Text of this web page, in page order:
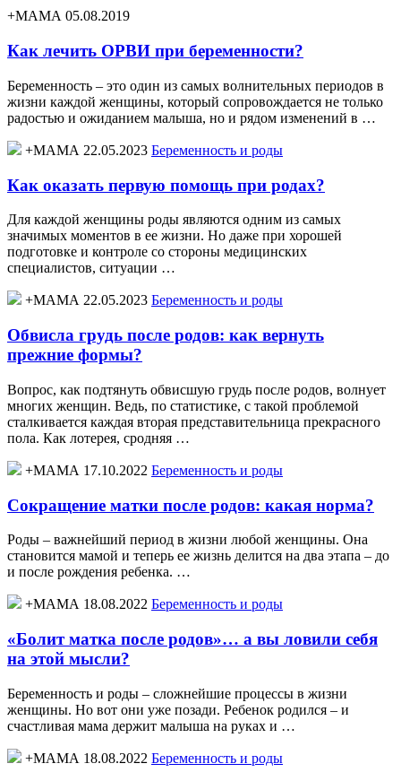
+МАМА 05.08.2019
Как лечить ОРВИ при беременности?
Беременность – это один из самых волнительных периодов в
жизни каждой женщины, который сопровождается не только
радостью и ожиданием малыша, но и рядом изменений в …
+МАМА 22.05.2023 Беременность и роды
Как оказать первую помощь при родах?
Для каждой женщины роды являются одним из самых
значимых моментов в ее жизни. Но даже при хорошей
подготовке и контроле со стороны медицинских
специалистов, ситуации …
+МАМА 22.05.2023 Беременность и роды
Обвисла грудь после родов: как вернуть
прежние формы?
Вопрос, как подтянуть обвисшую грудь после родов, волнует
многих женщин. Ведь, по статистике, с такой проблемой
сталкивается каждая вторая представительница прекрасного
пола. Как лотерея, сродняя …
+МАМА 17.10.2022 Беременность и роды
Сокращение матки после родов: какая норма?
Роды – важнейший период в жизни любой женщины. Она
становится мамой и теперь ее жизнь делится на два этапа – до
и после рождения ребенка. …
+МАМА 18.08.2022 Беременность и роды
«Болит матка после родов»… а вы ловили себя
на этой мысли?
Беременность и роды – сложнейшие процессы в жизни
женщины. Но вот они уже позади. Ребенок родился – и
счастливая мама держит малыша на руках и …
+МАМА 18.08.2022 Беременность и роды